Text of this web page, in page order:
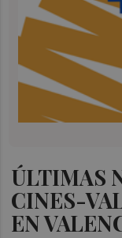
ÚLTIMAS
CINES-
EN